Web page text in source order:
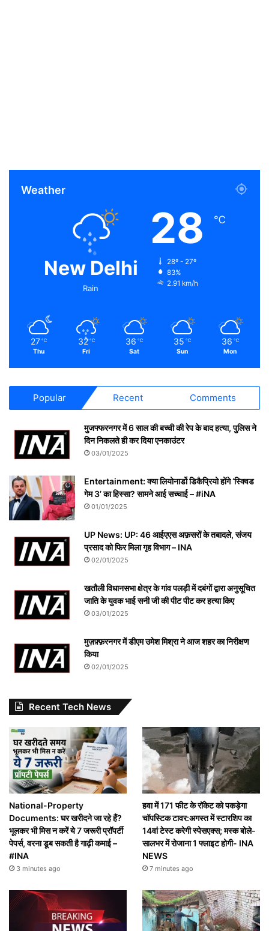
Weather
New Delhi
Rain
28 ℃
28º - 27º
83%
2.91 km/h
27 ℃
Thu
32 ℃
Fri
36 ℃
Sat
35 ℃
Sun
36 ℃
Mon
Popular Recent Comments
मुजफ्फरनगर में 6 साल की बच्ची की रेप के बाद हत्या, पुलिस ने
दिन निकलते ही कर दिया एनकाउंटर
03/01/2025
Entertainment: क्या लियोनार्डो डिकैप्रियो होंगे ‘स्क्विड
गेम 3’ का हिस्सा? सामने आई सच्चाई – #iNA
01/01/2025
UP News: UP: 46 आईएएस अफ़सरों के तबादले, संजय
प्रसाद को फिर मिला गृह विभाग – INA
02/01/2025
खतौली विधानसभा क्षेत्र के गांव पलड़ी में दबंगों द्वारा अनुसूचित
जाति के युवक भाई सनी जी की पीट पीट कर हत्या किए
03/01/2025
मुज़फ़्फ़रनगर में डीएम उमेश मिश्रा ने आज शहर का निरीक्षण
किया
02/01/2025
Recent Tech News
National-Property
Documents: घर खरीदने जा रहे हैं?
भूलकर भी मिस न करें ये 7 जरूरी प्रॉपर्टी
पेपर्स, वरना डूब सकती है गाढ़ी कमाई –
#INA
3 minutes ago
हवा में 171 फीट के रॉकेट को पकड़ेगा
चॉपस्टिक टावर:अगस्त में स्टारशिप का
14वां टेस्ट करेगी स्पेसएक्स; मस्क बोले-
सालभर में रोजाना 1 फ्लाइट होगी- INA
NEWS
7 minutes ago